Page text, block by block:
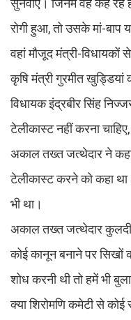
सुनवाए। जिनमें वह कह रहे
रोगी हुआ, तो उसके मां-बाप
वहां मौजूद मंत्री-विधायकों
कृषि मंत्री गुरमीत
विधायक इंद्रबीर सिंह
टेलीकास्ट नहीं करना
अकाल तख्त जत्थेदार ने कहा
टेलीकास्ट करने को कहा
भी था।
अकाल तख्त जत्थेदार
कोई कानून बनाने पर सिखों
शोध करनी थी तो हमें भी
क्या शिरोमणि कमेटी से